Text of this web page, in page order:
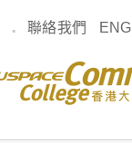
聯絡我們 ENG